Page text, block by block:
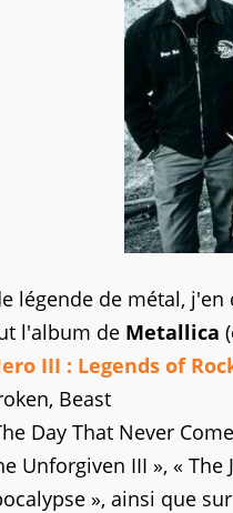
légende de métal,
l'album de Metallica
III : Legends of
Beast
Day That Never
Unforgiven III », « The
», ainsi que